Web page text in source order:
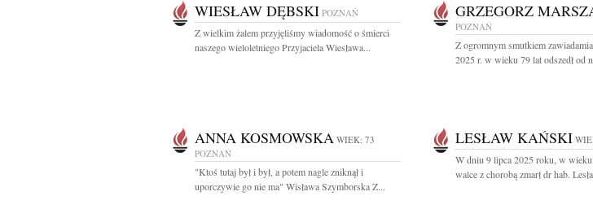
WIESŁAW DĘBSKI POZNAŃ
Z wielkim żalem przyjęliśmy wiadomość o śmierci
naszego wieloletniego Przyjaciela Wiesława...
GRZEGORZ
POZNAŃ
Z ogromnym smutkiem
2025 r. w wieku 79 lat odszedł od
ANNA KOSMOWSKA WIEK: 73
POZNAŃ
"Ktoś tutaj był i był, a potem nagle zniknął i
uporczywie go nie ma" Wisława Szymborska Z...
LESŁAW KAŃSKI
W dniu 9 lipca 2025 roku, w wieku
walce z chorobą zmarł dr hab.